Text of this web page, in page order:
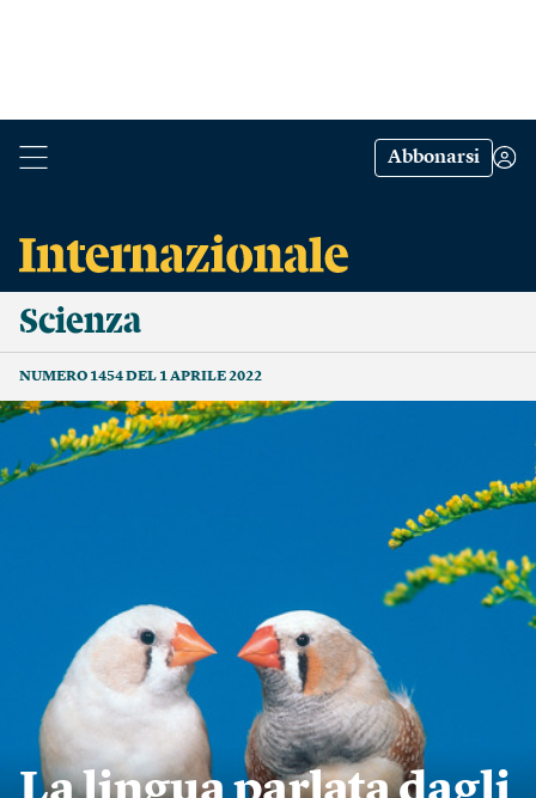
Abbonarsi
Scienza
NUMERO 1454 DEL 1 APRILE 2022